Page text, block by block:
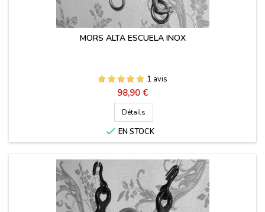
MORS ALTA ESCUELA INOX
1 avis
Prix
98,90 €
Détails
 EN STOCK